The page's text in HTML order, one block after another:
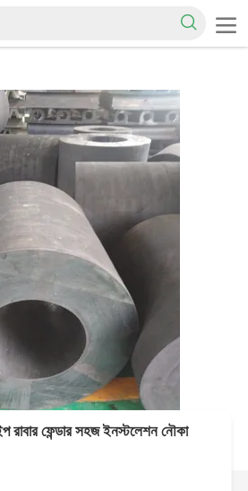
রাবার ফেন্ডার সহজ ইনস্টলেশন নৌকা